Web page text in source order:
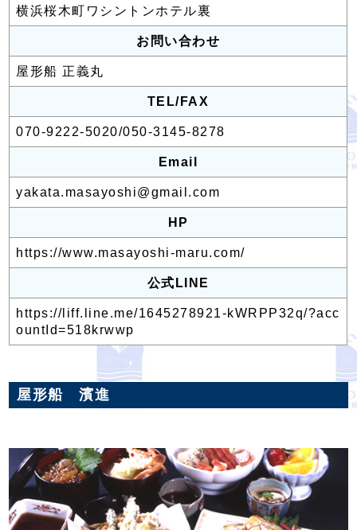
横浜桜木町ワシントンホテル裏
お問い合わせ
屋形船 正義丸
TEL/FAX
070-9222-5020/050-3145-8278
Email
yakata.masayoshi@gmail.com
HP
https://www.masayoshi-maru.com/
公式LINE
https://liff.line.me/1645278921-kWRPP32q/?acc
ountId=518krwwp
屋形船 濱進